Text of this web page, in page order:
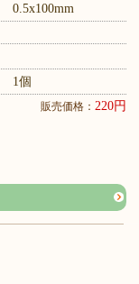
0.5x100mm
1個
販売価格： 220円